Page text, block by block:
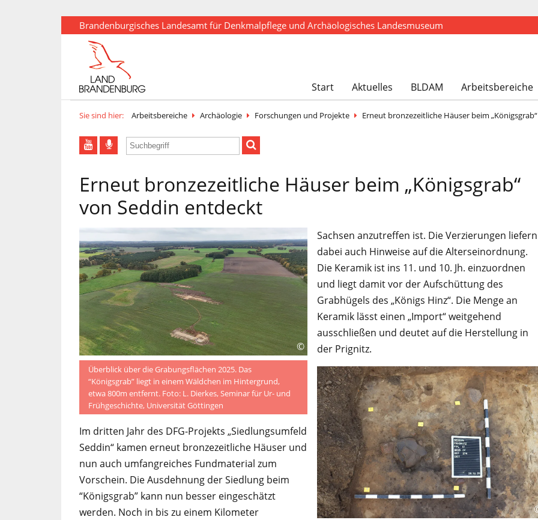
Brandenburgisches Landesamt für Denkmalpflege und Archäologisches Landesmuseum
Start
Aktuelles BLDAM Arbeitsbereiche
Sie sind hier: Arbeitsbereiche Archäologie Forschungen und Projekte Erneut bronzezeitliche Häuser beim
Erneut bronzezeitliche Häuser beim „Königsgrab“
von Seddin entdeckt
©
Überblick über die Grabungsflächen 2025. Das
“Königsgrab” liegt in einem Wäldchen im Hintergrund,
etwa 800m entfernt. Foto: L. Dierkes, Seminar für Ur- und
Frühgeschichte, Universität Göttingen
Im dritten Jahr des DFG-Projekts „Siedlungsumfeld
Seddin“ kamen erneut bronzezeitliche Häuser und
nun auch umfangreiches Fundmaterial zum
Vorschein. Die Ausdehnung der Siedlung beim
“Königsgrab” kann nun besser eingeschätzt
werden. Noch in bis zu einem Kilometer
Sachsen anzutreffen ist. Die Verzierungen liefern
dabei auch Hinweise auf die Alterseinordnung.
Die Keramik ist ins 11. und 10. Jh. einzuordnen
und liegt damit vor der Aufschüttung des
Grabhügels des „Königs Hinz“. Die Menge an
Keramik lässt einen „Import“ weitgehend
ausschließen und deutet auf die Herstellung in
der Prignitz.